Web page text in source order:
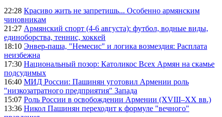
22:28 Красиво жить не запретишь... Особенно армянским
чиновникам
21:27 Армянский спорт (4-6 августа): футбол, водные виды,
единоборства, теннис, хоккей
18:10 Энвер-паша, "Немесис" и логика возмездия: Расплата
неизбежна
17:30 Национальный позор: Католикос Всех Армян на скамье
подсудимых
16:40 МИД России: Пашинян уготовил Армении роль
"низкозатратного предприятия" Запада
15:07 Роль России в освобождении Армении (XVIII–XX вв.)
13:36 Никол Пашинян переходит к формуле "вечного"